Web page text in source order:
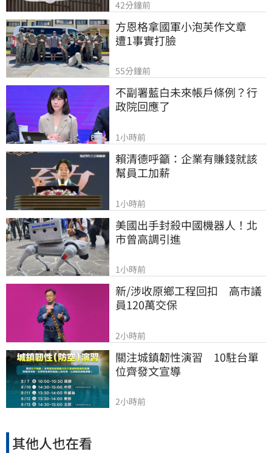
42分鐘前
方恩格拿國軍小泡芙作文章
遭1事實打臉
55分鐘前
不副署藍白未來帳戶條例？行
政院回應了
1小時前
賴清德呼籲：企業有賺錢就該
幫員工加薪
1小時前
美國出手封殺中國機器人！北
市曾高調引進
1小時前
新/涉收原鄉工程回扣　高市議
員120萬交保
2小時前
關注城鎮韌性演習　10駐台單
位齊發文宣導
2小時前
其他人也在看